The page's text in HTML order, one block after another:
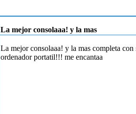
La mejor consolaaa! y la mas
La mejor consolaaa! y la mas completa
ordenador portatil!!! me encantaa